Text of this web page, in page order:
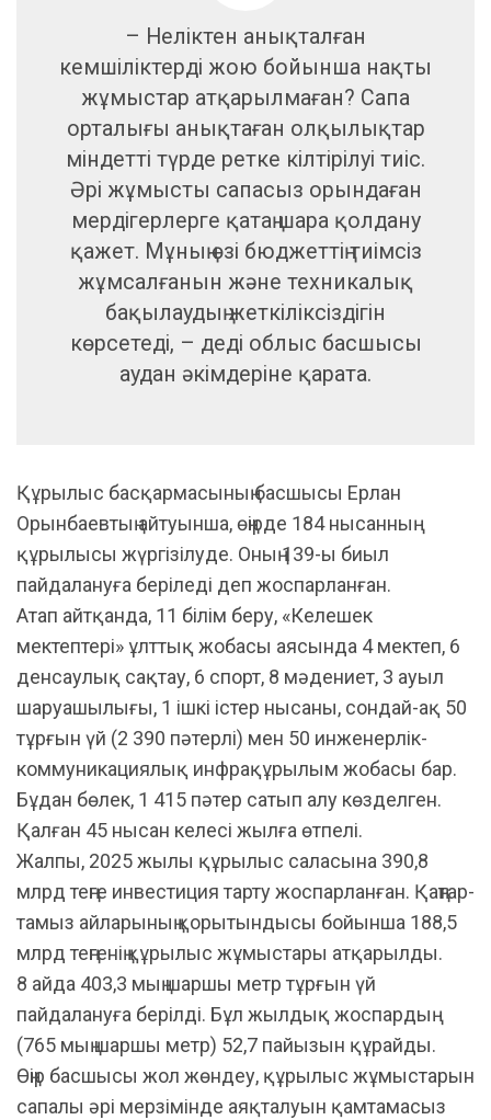
– Неліктен анықталған
кемшіліктерді жою бойынша нақты
жұмыстар атқарылмаған? Сапа
орталығы анықтаған олқылықтар
міндетті түрде ретке кілтірілуі тиіс.
Әрі жұмысты сапасыз орындаған
мердігерлерге қатаң шара қолдану
қажет. Мұның өзі бюджеттің тиімсіз
жұмсалғанын және техникалық
бақылаудың жеткіліксіздігін
көрсетеді, – деді облыс басшысы
аудан әкімдеріне қарата.
Құрылыс басқармасының басшысы Ерлан
Орынбаевтың айтуынша, өңірде 184 нысанның
құрылысы жүргізілуде. Оның 139-ы биыл
пайдалануға беріледі деп жоспарланған.
Атап айтқанда, 11 білім беру, «Келешек
мектептері» ұлттық жобасы аясында 4 мектеп, 6
денсаулық сақтау, 6 спорт, 8 мәдениет, 3 ауыл
шаруашылығы, 1 ішкі істер нысаны, сондай-ақ 50
тұрғын үй (2 390 пәтерлі) мен 50 инженерлік-
коммуникациялық инфрақұрылым жобасы бар.
Бұдан бөлек, 1 415 пәтер сатып алу көзделген.
Қалған 45 нысан келесі жылға өтпелі.
Жалпы, 2025 жылы құрылыс саласына 390,8
млрд теңге инвестиция тарту жоспарланған. Қаңтар-
тамыз айларының қорытындысы бойынша 188,5
млрд теңгенің құрылыс жұмыстары атқарылды.
8 айда 403,3 мың шаршы метр тұрғын үй
пайдалануға берілді. Бұл жылдық жоспардың
(765 мың шаршы метр) 52,7 пайызын құрайды.
Өңір басшысы жол жөндеу, құрылыс жұмыстарын
сапалы әрі мерзімінде аяқталуын қамтамасыз